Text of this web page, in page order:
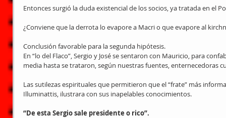
Entonces surgió la duda existencial de los socios, ya tratada en el
¿Conviene que la derrota lo evapore a Macri o que evapore al
Conclusión favorable para la segunda hipótesis.
En “lo del Flaco”, Sergio y José se sentaron con Mauricio, para
media hasta se trataron, según nuestras fuentes, enternecedoras
Las sutilezas espirituales que permitieron que el “frate” más
Illuminattis, ilustrara con sus inapelables conocimientos.
“De esta Sergio sale presidente o rico”.